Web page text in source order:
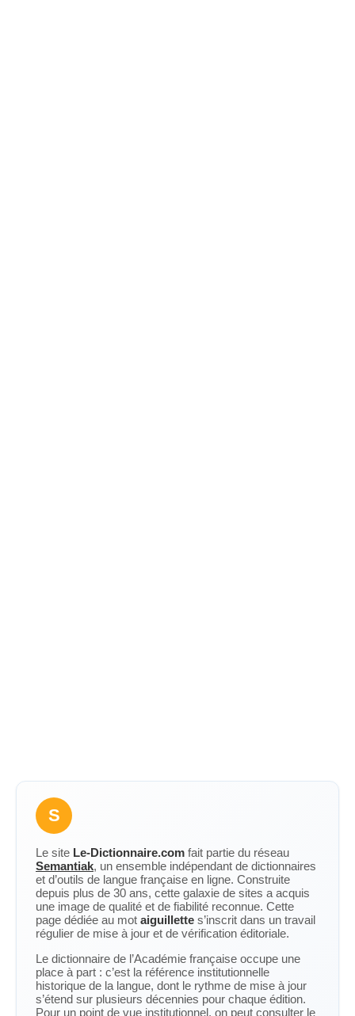
S
Le site Le-Dictionnaire.com fait partie du réseau
Semantiak, un ensemble indépendant de dictionnaires
et d’outils de langue française en ligne. Construite
depuis plus de 30 ans, cette galaxie de sites a acquis
une image de qualité et de fiabilité reconnue. Cette
page dédiée au mot aiguillette s’inscrit dans un travail
régulier de mise à jour et de vérification éditoriale.
Le dictionnaire de l’Académie française occupe une
place à part : c’est la référence institutionnelle
historique de la langue, dont le rythme de mise à jour
s’étend sur plusieurs décennies pour chaque édition.
Pour un point de vue institutionnel, on peut consulter le